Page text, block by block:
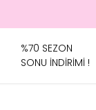
%70 SEZON
SONU İNDİRİMİ !